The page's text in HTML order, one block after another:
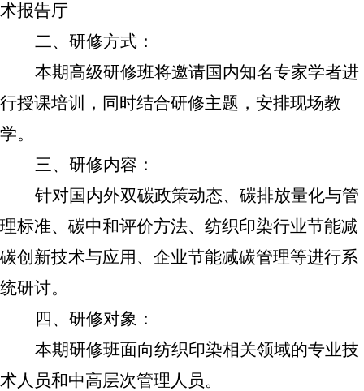
术报告厅
二、研修方式：
本期高级研修班将邀请国内知名专家学者进
行授课培训，同时结合研修主题，安排现场教
学。
三、研修内容：
针对国内外双碳政策动态、碳排放量化与管
理标准、碳中和评价方法、纺织印染行业节能减
碳创新技术与应用、企业节能减碳管理等进行系
统研讨。
四、研修对象：
本期研修班面向纺织印染相关领域的专业技
术人员和中高层次管理人员。